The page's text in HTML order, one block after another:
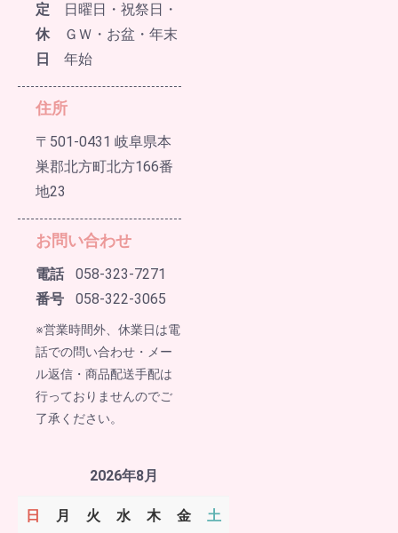
定
休
日
日曜日・祝祭日・
ＧＷ・お盆・年末
年始
住所
〒501-0431 岐阜県本
巣郡北方町北方166番
地23
お問い合わせ
電話
番号
058-323-7271
058-322-3065
※営業時間外、休業日は電
話での問い合わせ・メー
ル返信・商品配送手配は
行っておりませんのでご
了承ください。
2026年8月
日 月 火 水 木 金 土